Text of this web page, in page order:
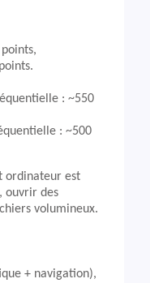
: ~550
: ~500
ordinateur est
ouvrir des
volumineux.
+ navigation),